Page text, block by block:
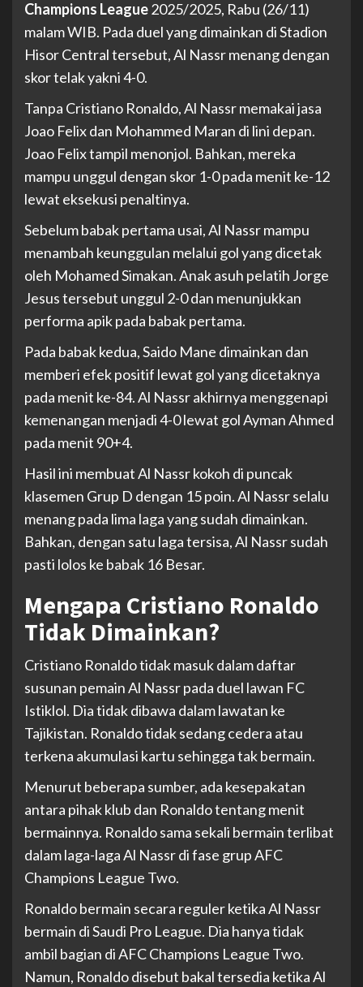
Champions League2025/2025, Rabu (26/11)
malam WIB. Pada duel yang dimainkan di Stadion
Hisor Central tersebut, Al Nassr menang dengan
skor telak yakni 4-0.
Tanpa Cristiano Ronaldo, Al Nassr memakai jasa
Joao Felix dan Mohammed Maran di lini depan.
Joao Felix tampil menonjol. Bahkan, mereka
mampu unggul dengan skor 1-0 pada menit ke-12
lewat eksekusi penaltinya.
Sebelum babak pertama usai, Al Nassr mampu
menambah keunggulan melalui gol yang dicetak
oleh Mohamed Simakan. Anak asuh pelatih Jorge
Jesus tersebut unggul 2-0 dan menunjukkan
performa apik pada babak pertama.
Pada babak kedua, Saido Mane dimainkan dan
memberi efek positif lewat gol yang dicetaknya
pada menit ke-84. Al Nassr akhirnya menggenapi
kemenangan menjadi 4-0 lewat gol Ayman Ahmed
pada menit 90+4.
Hasil ini membuat Al Nassr kokoh di puncak
klasemen Grup D dengan 15 poin. Al Nassr selalu
menang pada lima laga yang sudah dimainkan.
Bahkan, dengan satu laga tersisa, Al Nassr sudah
pasti lolos ke babak 16 Besar.
Mengapa Cristiano Ronaldo
Tidak Dimainkan?
Cristiano Ronaldo tidak masuk dalam daftar
susunan pemain Al Nassr pada duel lawan FC
Istiklol. Dia tidak dibawa dalam lawatan ke
Tajikistan. Ronaldo tidak sedang cedera atau
terkena akumulasi kartu sehingga tak bermain.
Menurut beberapa sumber, ada kesepakatan
antara pihak klub dan Ronaldo tentang menit
bermainnya. Ronaldo sama sekali bermain terlibat
dalam laga-laga Al Nassr di fase grup AFC
Champions League Two.
Ronaldo bermain secara reguler ketika Al Nassr
bermain di Saudi Pro League. Dia hanya tidak
ambil bagian di AFC Champions League Two.
Namun, Ronaldo disebut bakal tersedia ketika Al